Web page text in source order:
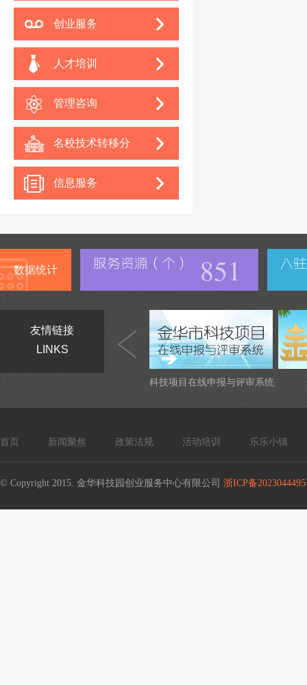
创业服务
人才培训
管理咨询
名校技术转移分
中心
信息服务
数据统计 851
友情链接
LINKS
科技项目在线申报与评审系统
首页 新闻聚焦 政策法规 活动培训 乐乐小镇
© Copyright 2015. 金华科技园创业服务中心有限公司 浙ICP备